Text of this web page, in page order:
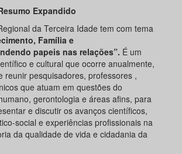
Expandido
da Terceira Idade tem com tema
, Família e
papeis nas relações”. É um
e cultural que ocorre anualmente,
reunir pesquisadores, professores ,
que atuam em questões do
gerontologia e áreas afins, para
e discutir os avanços científicos,
social e experiências profissionais na
da qualidade de vida e cidadania da